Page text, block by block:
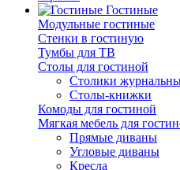
Гостиные
Модульные гостиные
Стенки в гостиную
Тумбы для ТВ
Столы для гостиной
Столики
Столы-книжки
Комоды для гостиной
Мягкая мебель для
Прямые диваны
Угловые диваны
Кресла